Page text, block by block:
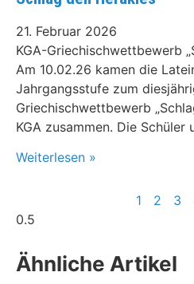
21. Februar 2026
KGA-Griechischwettbewerb
Am 10.02.26 kamen die
Jahrgangsstufe zum
Griechischwettbewerb
KGA zusammen. Die Schüler
Weiterlesen »
1 2 3
Ähnliche Artikel